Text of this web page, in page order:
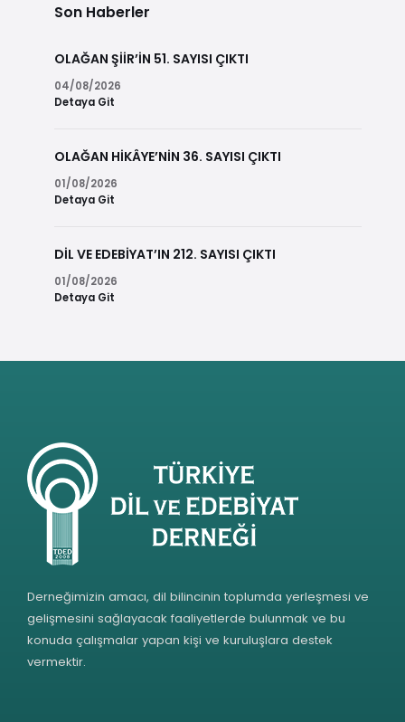
Son Haberler
OLAĞAN ŞİİR’İN 51. SAYISI ÇIKTI
04/08/2026
Detaya Git
OLAĞAN HİKÂYE’NİN 36. SAYISI ÇIKTI
01/08/2026
Detaya Git
DİL VE EDEBİYAT’IN 212. SAYISI ÇIKTI
01/08/2026
Detaya Git
Derneğimizin amacı, dil bilincinin toplumda yerleşmesi ve
gelişmesini sağlayacak faaliyetlerde bulunmak ve bu
konuda çalışmalar yapan kişi ve kuruluşlara destek
vermektir.